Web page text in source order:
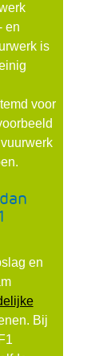
en
is
voor
en
Bij